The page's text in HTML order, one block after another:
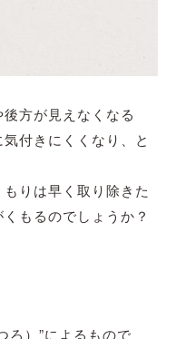
方が見えなくなる
付きにくくなり、と
りは早く取り除きた
もるのでしょうか？
ろ）”によるもので